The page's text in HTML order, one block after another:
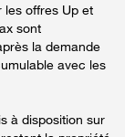
les offres Up et
sont
la demande
avec les
à disposition sur